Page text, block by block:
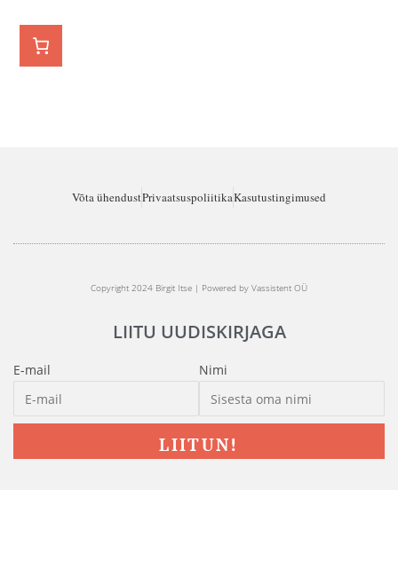
Võta ühendustPrivaatsuspoliitikaKasutustingimused
Copyright 2024 Birgit Itse | Powered by Vassistent OÜ
LIITU UUDISKIRJAGA
E-mail Nimi
LIITUN!